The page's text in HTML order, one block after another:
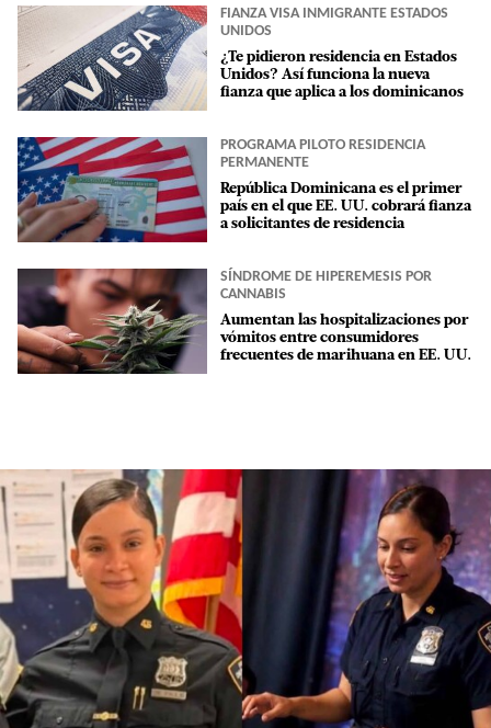
FIANZA VISA INMIGRANTE ESTADOS
UNIDOS
¿Te pidieron residencia en Estados
Unidos? Así funciona la nueva
fianza que aplica a los dominicanos
PROGRAMA PILOTO RESIDENCIA
PERMANENTE
República Dominicana es el primer
país en el que EE. UU. cobrará fianza
a solicitantes de residencia
SÍNDROME DE HIPEREMESIS POR
CANNABIS
Aumentan las hospitalizaciones por
vómitos entre consumidores
frecuentes de marihuana en EE. UU.